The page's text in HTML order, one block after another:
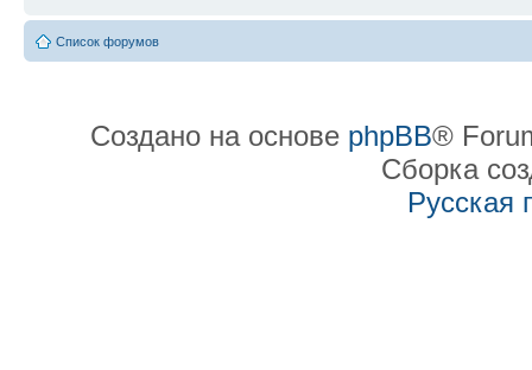
Список форумов
Создано на основе phpBB®
Сборка
Русская